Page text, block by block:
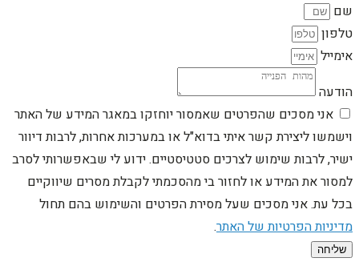
שם
טלפון
אימייל
הודעה
אני מסכים שהפרטים שאמסור יוחזקו במאגר המידע של האתר
וישמשו ליצירת קשר איתי בדוא"ל או במערכות אחרות, לרבות דיוור
ישיר, לרבות שימוש לצרכים סטטיסטיים. ידוע לי שבאפשרותי לסרב
למסור את המידע או לחזור בי מהסכמתי לקבלת מסרים שיווקיים
בכל עת. אני מסכים שעל מסירת הפרטים והשימוש בהם תחול
מדיניות הפרטיות של האתר.
שליחה